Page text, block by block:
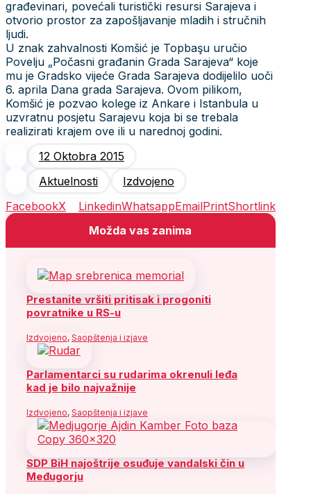
građevinari, povećali turistički resursi Sarajeva i
otvorio prostor za zapošljavanje mladih i stručnih
ljudi.
U znak zahvalnosti Komšić je Topbaşu uručio
Povelju „Počasni građanin Grada Sarajeva“ koje
mu je Gradsko vijeće Grada Sarajeva dodijelilo uoči
6. aprila Dana grada Sarajeva. Ovom pilikom,
Komšić je pozvao kolege iz Ankare i Istanbula u
uzvratnu posjetu Sarajevu koja bi se trebala
realizirati krajem ove ili u narednoj godini.
12 Oktobra 2015
Aktuelnosti
Izdvojeno
FacebookX LinkedinWhatsappEmailPrintShortlink
Možda vas zanima
Prestanite vršiti pritisak i progoniti
povratnike u RS-u
Izdvojeno, Saopštenja i izjave
Parlamentarci su rudarima okrenuli leđa
kad je bilo najvažnije
Izdvojeno, Saopštenja i izjave
SDP BiH najoštrije osuđuje vandalski čin u
Međugorju